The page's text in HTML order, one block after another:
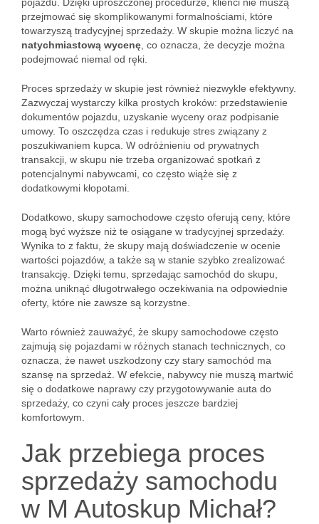
przejmować się skomplikowanymi formalnościami, które
towarzyszą tradycyjnej sprzedaży. W skupie można liczyć na
natychmiastową wycenę , co oznacza, że decyzje można
podejmować niemal od ręki.
Proces sprzedaży w skupie jest również niezwykle efektywny.
Zazwyczaj wystarczy kilka prostych kroków: przedstawienie
dokumentów pojazdu, uzyskanie wyceny oraz podpisanie
umowy. To oszczędza czas i redukuje stres związany z
poszukiwaniem kupca. W odróżnieniu od prywatnych
transakcji, w skupu nie trzeba organizować spotkań z
potencjalnymi nabywcami, co często wiąże się z
dodatkowymi kłopotami.
Dodatkowo, skupy samochodowe często oferują ceny, które
mogą być wyższe niż te osiągane w tradycyjnej sprzedaży.
Wynika to z faktu, że skupy mają doświadczenie w ocenie
wartości pojazdów, a także są w stanie szybko zrealizować
transakcję. Dzięki temu, sprzedając samochód do skupu,
można uniknąć długotrwałego oczekiwania na odpowiednie
oferty, które nie zawsze są korzystne.
Warto również zauważyć, że skupy samochodowe często
zajmują się pojazdami w różnych stanach technicznych, co
oznacza, że nawet uszkodzony czy stary samochód ma
szansę na sprzedaż. W efekcie, nabywcy nie muszą martwić
się o dodatkowe naprawy czy przygotowywanie auta do
sprzedaży, co czyni cały proces jeszcze bardziej
komfortowym.
Jak przebiega proces
sprzedaży samochodu
w M Autoskup Michał?